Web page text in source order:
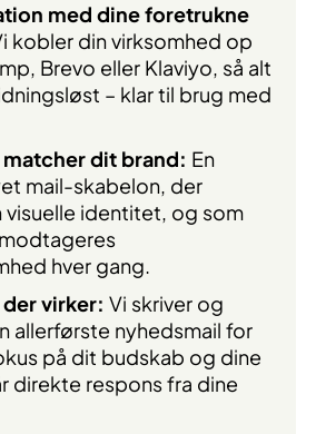
med dine foretrukne
kobler din virksomhed op
Brevo eller Klaviyo, så alt
– klar til brug med
dit brand: En
mail-skabelon, der
visuelle identitet, og som
hver gang.
virker: Vi skriver og
allerførste nyhedsmail for
på dit budskab og dine
direkte respons fra dine